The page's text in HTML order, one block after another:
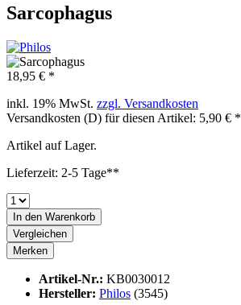
Sarcophagus
18,95 € *
inkl. 19% MwSt. zzgl. Versandkosten
Versandkosten (D) für diesen Artikel: 5,90 € *
Artikel auf Lager.
Lieferzeit: 2-5 Tage**
In den Warenkorb
Vergleichen
Merken
Artikel-Nr.: KB0030012
Hersteller: Philos (3545)